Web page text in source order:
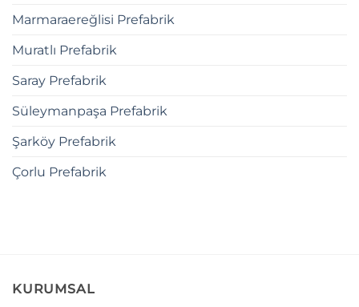
Marmaraereğlisi Prefabrik
Muratlı Prefabrik
Saray Prefabrik
Süleymanpaşa Prefabrik
Şarköy Prefabrik
Çorlu Prefabrik
KURUMSAL